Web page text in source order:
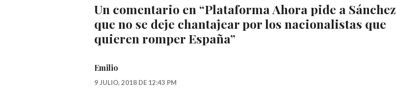
Un comentario en “Plataforma Ahora pide a Sánchez
que no se deje chantajear por los nacionalistas que
quieren romper España”
Emilio
9 JULIO, 2018 DE 12:43 PM